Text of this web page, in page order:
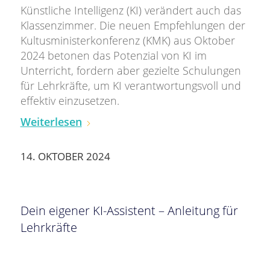
Künstliche Intelligenz (KI) verändert auch das
Klassenzimmer. Die neuen Empfehlungen der
Kultusministerkonferenz (KMK) aus Oktober
2024 betonen das Potenzial von KI im
Unterricht, fordern aber gezielte Schulungen
für Lehrkräfte, um KI verantwortungsvoll und
effektiv einzusetzen.
Weiterlesen
14. OKTOBER 2024
Dein eigener KI-Assistent – Anleitung für
Lehrkräfte